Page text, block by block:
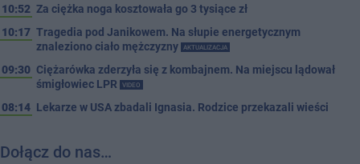
10:52 Za ciężka noga kosztowała go 3 tysiące zł
10:17 Tragedia pod Janikowem. Na słupie energetycznym
znaleziono ciało mężczyzny
AKTUALIZACJA
09:30 Ciężarówka zderzyła się z kombajnem. Na miejscu lądował
śmigłowiec LPR
VIDEO
08:14 Lekarze w USA zbadali Ignasia. Rodzice przekazali wieści
Dołącz do nas…